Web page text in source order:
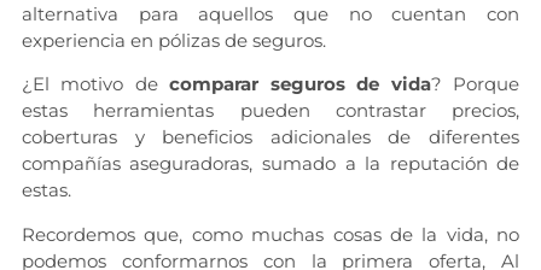
alternativa para aquellos que no cuentan con
experiencia en pólizas de seguros.
¿El motivo decomparar seguros de vida? Porque
estas herramientas pueden contrastar precios,
coberturas y beneficios adicionales de diferentes
compañías aseguradoras, sumado a la reputación de
estas.
Recordemos que, como muchas cosas de la vida, no
podemos conformarnos con la primera oferta, Al